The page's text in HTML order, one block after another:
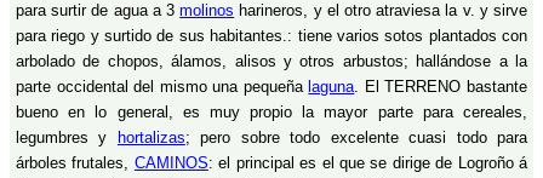
para surtir de agua a 3molinos harineros, y el otro atraviesa la v. y sirve
para riego y surtido de sus habitantes.: tiene varios sotos plantados con
arbolado de chopos, álamos, alisos y otros arbustos; hallándose a la
parte occidental del mismo una pequeña laguna. El TERRENO bastante
bueno en lo general, es muy propio la mayor parte para cereales,
legumbres y
hortalizas; pero sobre todo excelente cuasi todo para
árboles frutales, CAMINOS: el principal es el que se dirige de Logroño á